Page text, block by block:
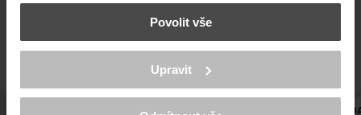
Zjistěte více o tom, jak zpracováváme vaše osobní údaje, a nastavte
části s podrobnostmi . Svůj souhlas můžete kdykoliv
K provozu stránek, personalizaci obsahu a reklam, funkcí sociálních
médií, analýze návštěvnosti, které mohou nést osobní údaje.
Více najdete vprohlášení o ochraně osobních údajů.
Povolit vše
Upravit
POČET VYROBENO V VÝROBCE/